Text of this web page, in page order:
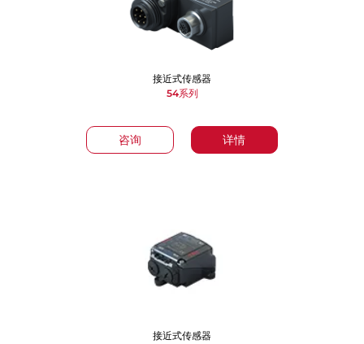
咨询 详情
接近式传感器
54系列
接近式传感器